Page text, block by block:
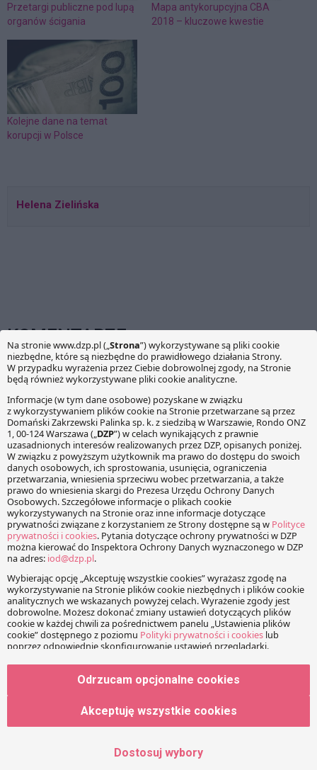
Przetargi publiczne pod lupą
organów ścigania
Mapa antykorupcyjna CBA
2018 – kluczowe kwestie
Kolejne dane na temat
korupcji w Polsce
Helena Zielińska
KOMENTARZE
Twój adres e-mail nie zostanie opublikowany. Wymagane
Wiadomość
Imię
Adres e-mail
Odrzucam opcjonalne cookies
Akceptuję wszystkie cookies
Dostosuj wybory